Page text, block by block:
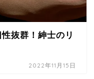
抜群！紳士のリ
2022年11月15日